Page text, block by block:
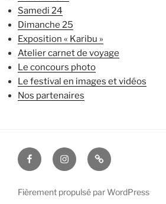
Samedi 24
Dimanche 25
Exposition « Karibu »
Atelier carnet de voyage
Le concours photo
Le festival en images et vidéos
Nos partenaires
facebookinstagramcontact
Fièrement propulsé par WordPress